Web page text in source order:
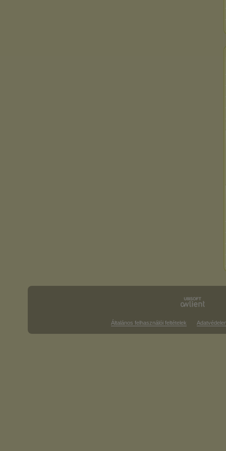
Általános felhasználói feltételek